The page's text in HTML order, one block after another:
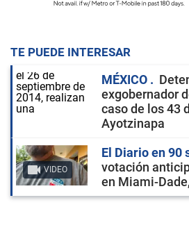
TE PUEDE INTERESAR
MÉXICO
exgobernador
caso de los 43
Ayotzinapa
VIDEO
El Diario en 90
votación
en Miami-